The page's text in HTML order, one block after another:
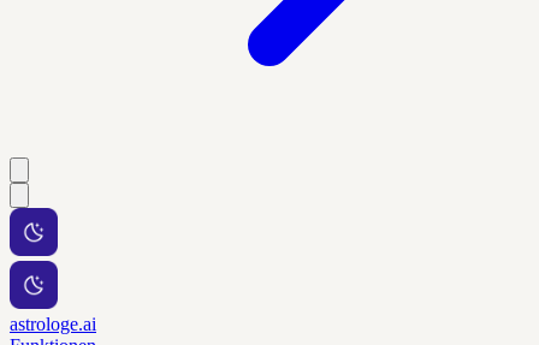
astrologe.ai